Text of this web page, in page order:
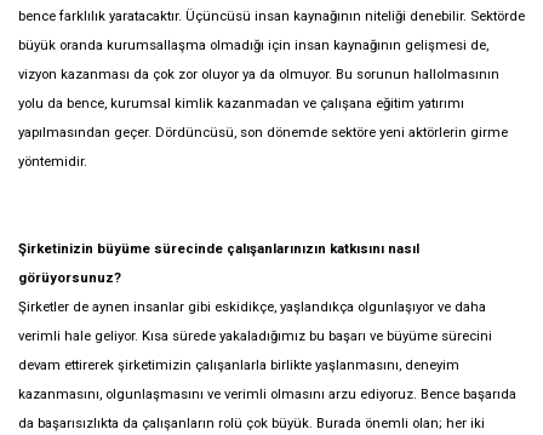
bence farklılık yaratacaktır. Üçüncüsü insan kaynağının niteliği denebilir. Sektörde
büyük oranda kurumsallaşma olmadığı için insan kaynağının gelişmesi de,
vizyon kazanması da çok zor oluyor ya da olmuyor. Bu sorunun hallolmasının
yolu da bence, kurumsal kimlik kazanmadan ve çalışana eğitim yatırımı
yapılmasından geçer. Dördüncüsü, son dönemde sektöre yeni aktörlerin girme
yöntemidir.
Şirketinizin büyüme sürecinde çalışanlarınızın katkısını nasıl
görüyorsunuz?
Şirketler de aynen insanlar gibi eskidikçe, yaşlandıkça olgunlaşıyor ve daha
verimli hale geliyor. Kısa sürede yakaladığımız bu başarı ve büyüme sürecini
devam ettirerek şirketimizin çalışanlarla birlikte yaşlanmasını, deneyim
kazanmasını, olgunlaşmasını ve verimli olmasını arzu ediyoruz. Bence başarıda
da başarısızlıkta da çalışanların rolü çok büyük. Burada önemli olan; her iki